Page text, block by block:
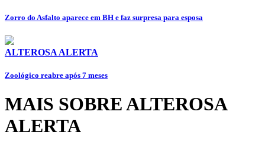
Zorro do Asfalto aparece em BH e faz surpresa para esposa
ALTEROSA ALERTA
Zoológico reabre após 7 meses
MAIS SOBRE ALTEROSA
ALERTA